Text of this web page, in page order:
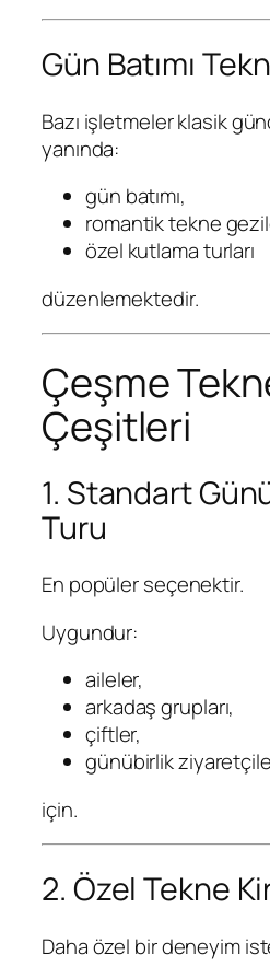
Gün Batımı
Bazı işletmeler klasik
yanında:
gün batımı,
romantik tekne
özel kutlama turları
düzenlemektedir.
Çeşme
Çeşitleri
1. Standart
Turu
En popüler seçenektir.
Uygundur:
aileler,
arkadaş grupları,
çiftler,
günübirlik
için.
2. Özel Tekne
Daha özel bir deneyim